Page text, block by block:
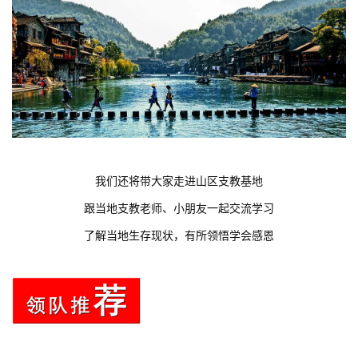
我们还将带大家走进山区支教基地
跟当地支教老师、小朋友一起交流学习
了解当地生存现状，有所领悟学会感恩